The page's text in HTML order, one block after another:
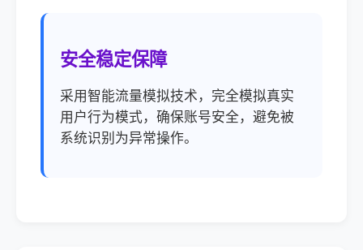
安全稳定保障
采用智能流量模拟技术，完全模拟真实
用户行为模式，确保账号安全，避免被
系统识别为异常操作。